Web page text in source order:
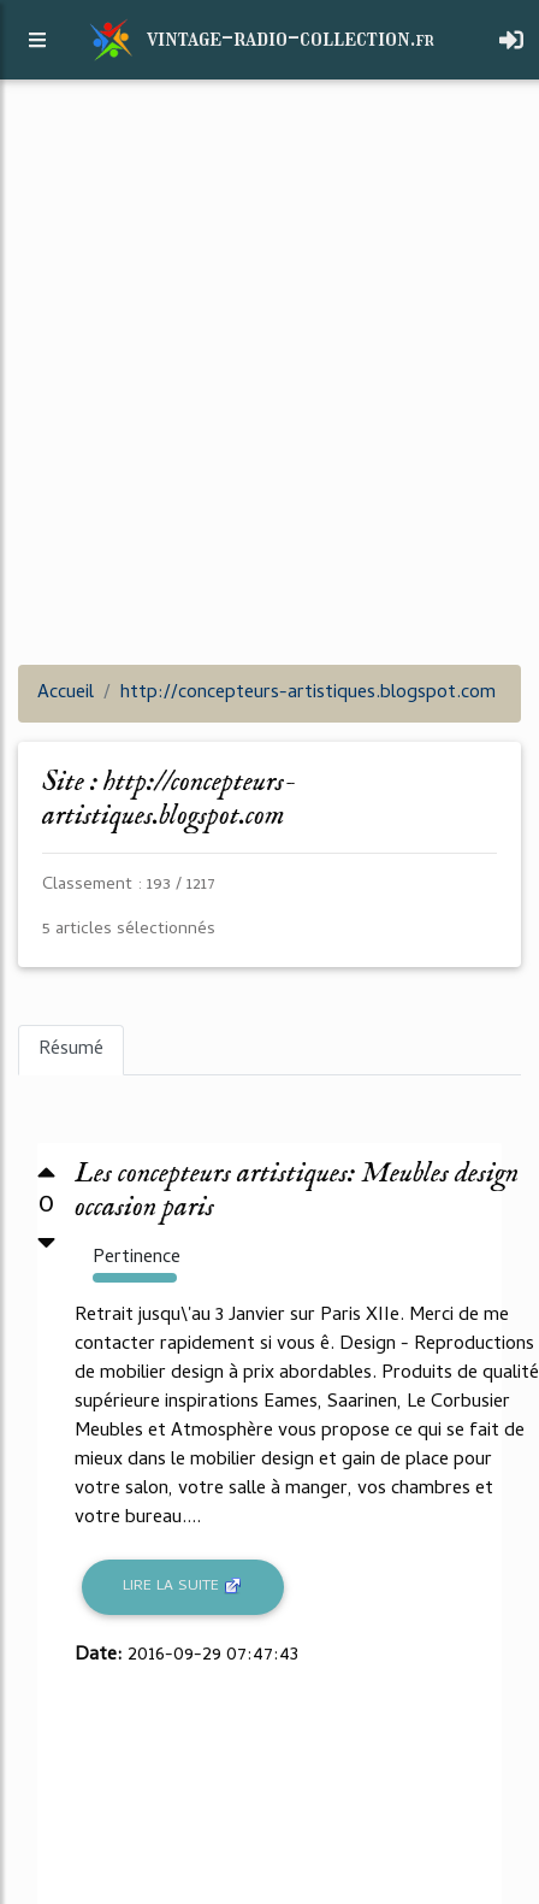
vintage-radio-collection.fr
Accueil http://concepteurs-artistiques.blogspot.com
Site : http://concepteurs-
artistiques.blogspot.com
Classement : 193 / 1217
5 articles sélectionnés
Résumé
0
Les concepteurs artistiques: Meubles design
occasion paris
Pertinence
7135%
Retrait jusqu\'au 3 Janvier sur Paris XIIe. Merci de me
contacter rapidement si vous ê. Design - Reproductions
de mobilier design à prix abordables. Produits de qualité
supérieure inspirations Eames, Saarinen, Le Corbusier
Meubles et Atmosphère vous propose ce qui se fait de
mieux dans le mobilier design et gain de place pour
votre salon, votre salle à manger, vos chambres et
votre bureau....
LIRE LA SUITE
Date: 2016-09-29 07:47:43